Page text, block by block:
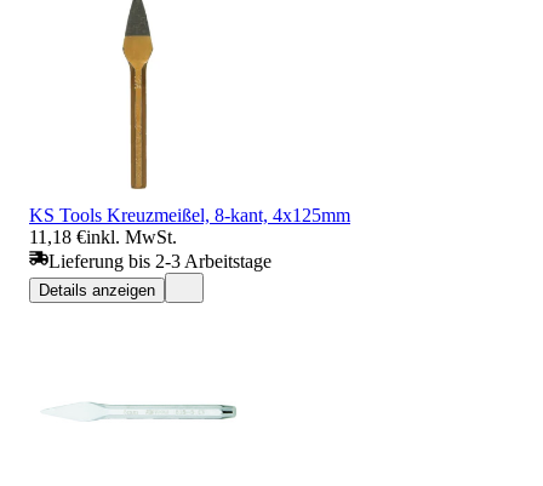
KS Tools Kreuzmeißel, 8-kant, 4x125mm
11,18 €inkl. MwSt.
Lieferung bis 2-3 Arbeitstage
Details anzeigen